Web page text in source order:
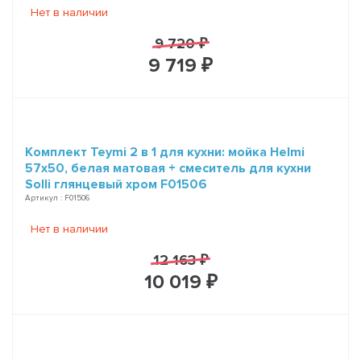
Нет в наличии
9 720 ₽
9 719 ₽
Комплект Teymi 2 в 1 для кухни: мойка Helmi
57х50, белая матовая + смеситель для кухни
Solli глянцевый хром F01506
Артикул : F01506
Нет в наличии
12 163 ₽
10 019 ₽